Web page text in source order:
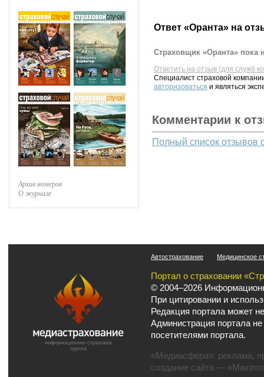
Архив номеров
О журнале
Ответ «Оранта» на
Страховщик «Оранта» пока
Ответить на отзыв (для служб
Специалист страховой
авторизоваться и являться
Комментарии к
Полный список отзывов
Автострахование Медицинское
Портал о страховании
© 2004–2026
При цитировании и
Редакция портала может
Администрация портала
посетителями портала.
«Медиасфера»: реклама,
создание сайта —